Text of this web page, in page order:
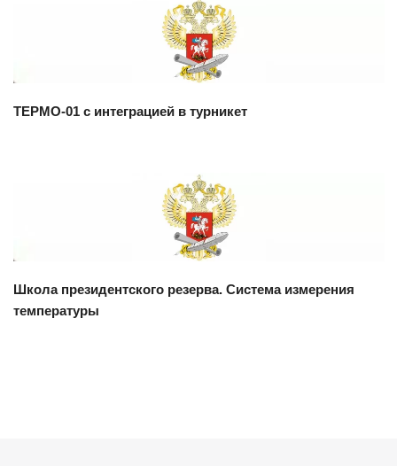
Смотреть проект
ТЕРМО-01 с интеграцией в турникет
Смотреть проект
Школа президентского резерва. Система измерения
температуры